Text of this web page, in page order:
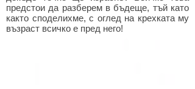
предстои да разберем в бъдеще, тъй като
както споделихме, с оглед на крехката му
възраст всичко е пред него!